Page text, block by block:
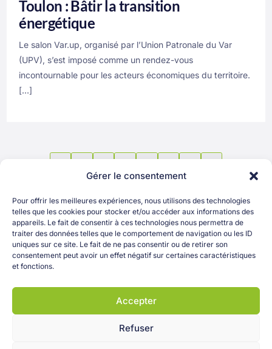
Gérer le consentement
Pour offrir les meilleures expériences, nous utilisons des technologies
telles que les cookies pour stocker et/ou accéder aux informations des
appareils. Le fait de consentir à ces technologies nous permettra de
traiter des données telles que le comportement de navigation ou les ID
uniques sur ce site. Le fait de ne pas consentir ou de retirer son
consentement peut avoir un effet négatif sur certaines caractéristiques
et fonctions.
Accepter
Refuser
Toulon : Bâtir la transition
énergétique
Le salon Var.up, organisé par l’Union Patronale du Var
(UPV), s’est imposé comme un rendez-vous
incontournable pour les acteurs économiques du territoire.
[…]
OK